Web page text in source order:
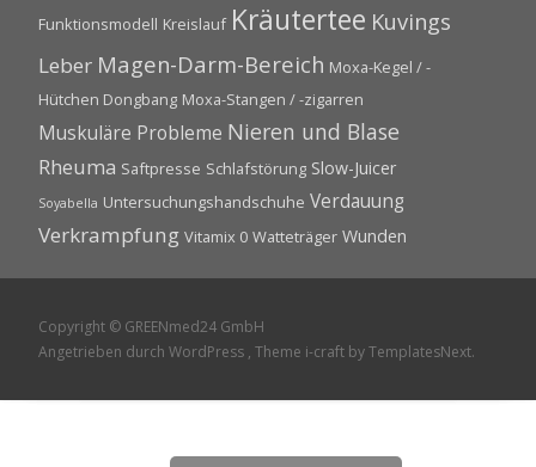
Funktionsmodell Kreislauf Kräutertee Kuvings
Leber Magen-Darm-Bereich Moxa-Kegel / -
Hütchen Dongbang Moxa-Stangen / -zigarren
Muskuläre Probleme Nieren und Blase
Rheuma Saftpresse Schlafstörung Slow-Juicer
Soyabella Untersuchungshandschuhe Verdauung
Verkrampfung Vitamix 0 Watteträger Wunden
Copyright © GREENmed24 GmbH
Angetrieben durch WordPress , Theme i-craft by TemplatesNext.